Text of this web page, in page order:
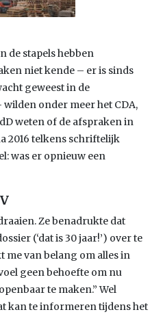
de stapels hebben
niet kende – er is sinds
geweest in de
onder meer het CDA,
weten of de afspraken in
2016 telkens schriftelijk
was er opnieuw een
Ze benadrukte dat
(‘dat is 30 jaar!’) over te
me van belang om alles in
geen behoefte om nu
te maken.” Wel
kan te informeren tijdens het